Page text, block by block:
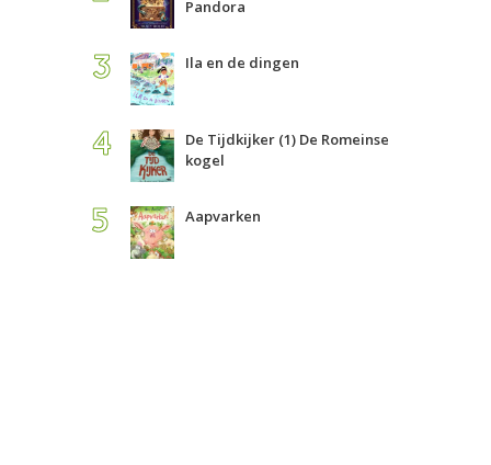
Pandora
Ila en de dingen
De Tijdkijker (1) De Romeinse
kogel
Aapvarken